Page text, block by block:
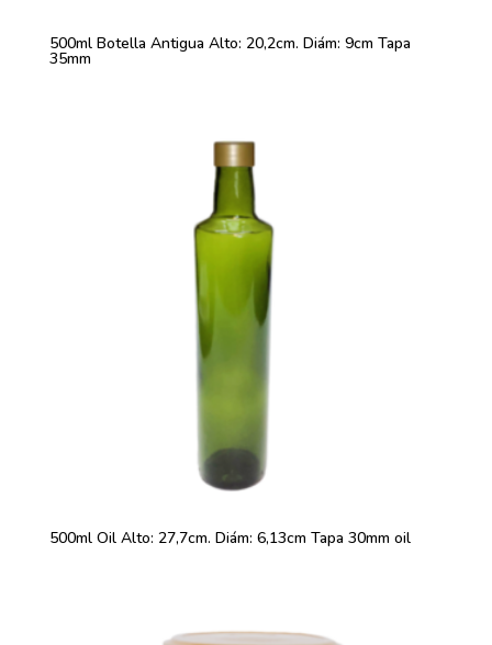
500ml Botella Antigua Alto: 20,2cm. Diám: 9cm Tapa
35mm
500ml Oil Alto: 27,7cm. Diám: 6,13cm Tapa 30mm oil